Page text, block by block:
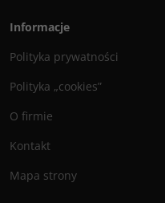
Informacje
Polityka prywatności
Polityka „cookies”
O firmie
Kontakt
Mapa strony